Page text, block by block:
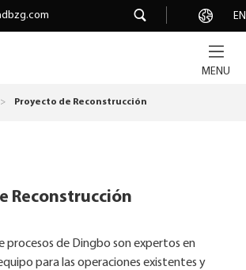
EN
MENU
Carrera
> Proyecto de Reconstrucción
Reconstrucción
procesos de Dingbo son expertos en
para las operaciones existentes y